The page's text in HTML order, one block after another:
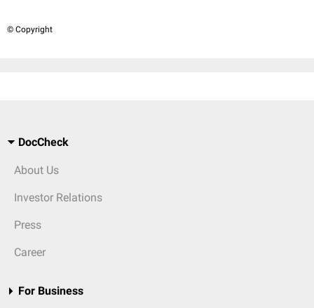
© Copyright
DocCheck
About Us
Investor Relations
Press
Career
For Business